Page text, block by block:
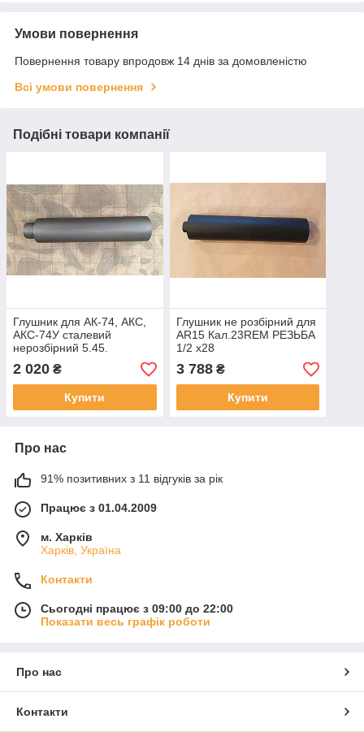
Умови повернення
Повернення товару впродовж 14 днів за домовленістю
Всі умови повернення
Подібні товари компанії
Глушник для АК-74, АКС,
АКС-74У сталевий
нерозбірний 5.45.
2 020 ₴
Купити
Глушник не розбірний для
AR15 Кал.23REM РЕЗЬБА
1/2 x28
3 788₴
Купити
Про нас
91% позитивних з 11 відгуків за рік
Працює з 01.04.2009
м. Харків
Харків, Україна
Контакти
Сьогодні працює з 09:00 до 22:00
Показати весь графік роботи
Про нас
Контакти